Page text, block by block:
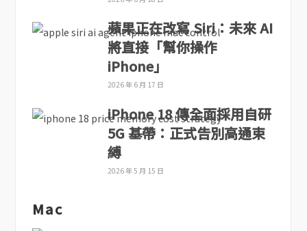
蘋果正在改寫 Siri：未來 AI
將直接「幫你操作
iPhone」
2026 年 6 月 17 日
iPhone 18 傳全面採用自研
5G 基帶：正式告別高通束
縛
2026 年 5 月 15 日
Mac